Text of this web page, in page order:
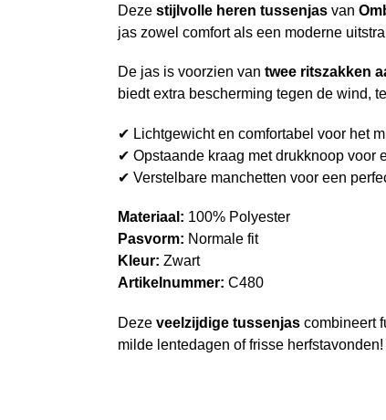
Deze stijlvolle heren tussenjasvan
jas zowel comfort als een moderne
De jas is voorzien van twee ritszakken
biedt extra bescherming tegen de wind,
✔ Lichtgewicht en comfortabel voor het
✔ Opstaande kraag met drukknoop voor
✔ Verstelbare manchetten voor een
Materiaal: 100% Polyester
Pasvorm: Normale fit
Kleur: Zwart
Artikelnummer: C480
Deze veelzijdige tussenjascombineert
milde lentedagen of frisse herfstavonden!